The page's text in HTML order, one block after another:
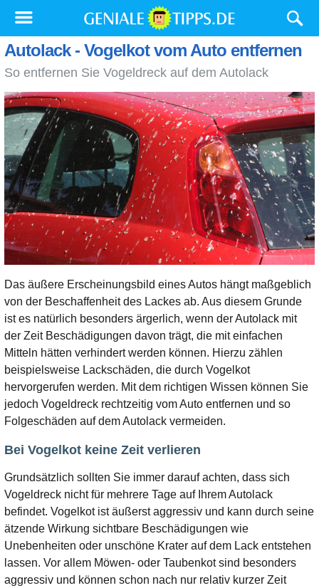
Autolack - Vogelkot vom Auto entfernen
So entfernen Sie Vogeldreck auf dem Autolack
Das äußere Erscheinungsbild eines Autos hängt maßgeblich
von der Beschaffenheit des Lackes ab. Aus diesem Grunde
ist es natürlich besonders ärgerlich, wenn der Autolack mit
der Zeit Beschädigungen davon trägt, die mit einfachen
Mitteln hätten verhindert werden können. Hierzu zählen
beispielsweise Lackschäden, die durch Vogelkot
hervorgerufen werden. Mit dem richtigen Wissen können Sie
jedoch Vogeldreck rechtzeitig vom Auto entfernen und so
Folgeschäden auf dem Autolack vermeiden.
Bei Vogelkot keine Zeit verlieren
Grundsätzlich sollten Sie immer darauf achten, dass sich
Vogeldreck nicht für mehrere Tage auf Ihrem Autolack
befindet. Vogelkot ist äußerst aggressiv und kann durch seine
ätzende Wirkung sichtbare Beschädigungen wie
Unebenheiten oder unschöne Krater auf dem Lack entstehen
lassen. Vor allem Möwen- oder Taubenkot sind besonders
aggressiv und können schon nach nur relativ kurzer Zeit